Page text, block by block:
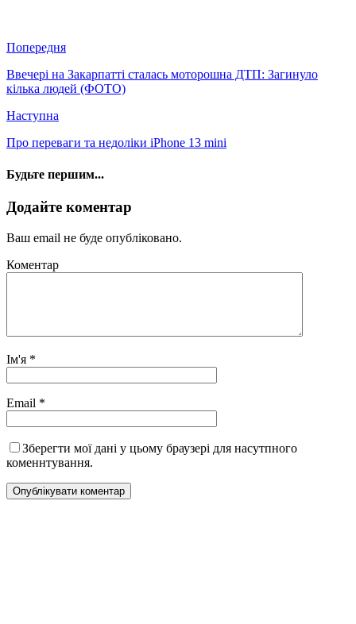
Попередня
Ввечері на Закарпатті сталась моторошна ДТП: Загинуло
кілька людей (ФОТО)
Наступна
Про переваги та недоліки iPhone 13 mini
Будьте першим...
Додайте коментар
Ваш email не буде опубліковано.
Коментар
Ім'я *
Email *
Зберегти мої дані у цьому браузері для насутпного
коменнтування.